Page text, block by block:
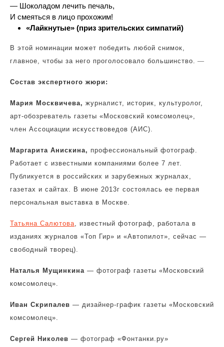
— Шоколадом лечить печаль,
И смеяться в лицо прохожим!
«Лайкнутые» (приз зрительских симпатий)
В этой номинации может победить любой снимок,
главное, чтобы за него проголосовало большинство.
—
Состав экспертного жюри:
Мария Москвичева, журналист, историк, культуролог,
арт-обозреватель газеты «Московский комсомолец»,
член Ассоциации искусствоведов (АИС).
Маргарита Анискина, профессиональный фотограф.
Работает с известными компаниями более 7 лет.
Публикуется в российских и зарубежных журналах,
газетах и сайтах. В июне 2013г состоялась ее первая
персональная выставка в Москве.
Татьяна Салютова , известный фотограф, работала в
изданиях журналов «Топ Гир» и «Автопилот», сейчас —
свободный творец).
Наталья Мущинкина — фотограф газеты «Московский
комсомолец».
Иван Скрипалев — дизайнер-график газеты «Московский
комсомолец».
Сергей Николев — фотограф «Фонтанки.ру»